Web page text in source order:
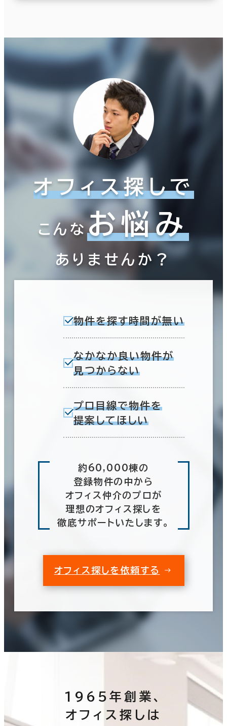
オフィス探しで
こんなお悩み
ありませんか？
物件を探す時間が無い
なかなか良い物件が
見つからない
プロ目線で物件を
提案してほしい
約60,000棟の
登録物件の中から
オフィス仲介のプロが
理想のオフィス探しを
徹底サポートいたします。
オフィス探しを依頼する
1965年創業、
オフィス探しは